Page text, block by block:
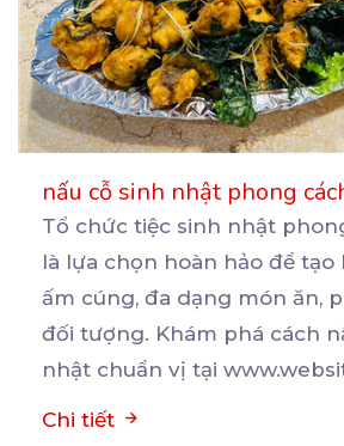
nấu cỗ sinh nhật phong
Tổ chức tiệc sinh nhật
là lựa chọn hoàn hảo để tạo
ấm cúng, đa dạng món ăn,
đối tượng. Khám phá cách
nhật chuẩn vị tại
Chi tiết